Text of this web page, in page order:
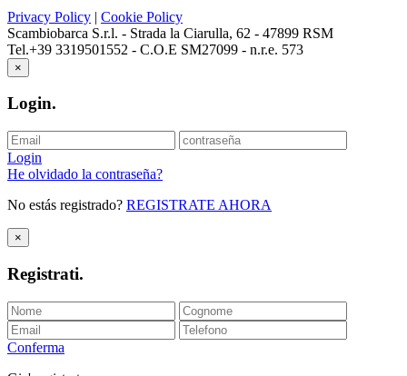
Privacy Policy | Cookie Policy
Scambiobarca S.r.l. - Strada la Ciarulla, 62 - 47899 RSM
Tel.+39 3319501552 - C.O.E SM27099 - n.r.e. 573
×
Login.
Login
He olvidado la contraseña?
No estás registrado? REGISTRATE AHORA
×
Registrati.
Conferma